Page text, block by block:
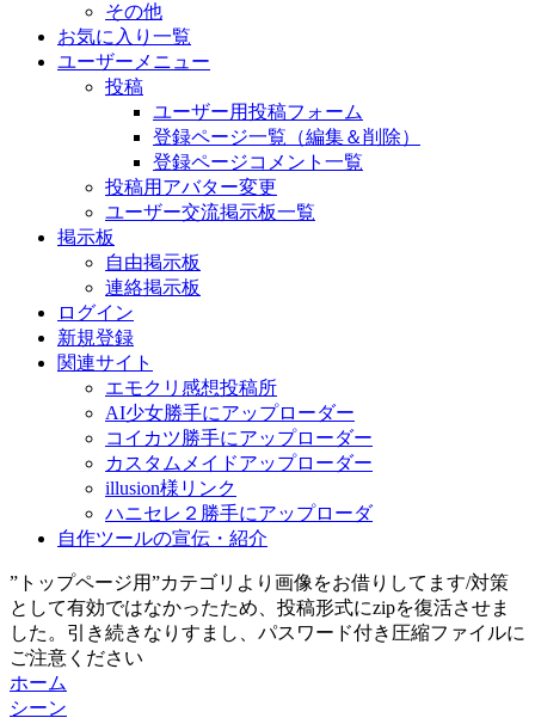
その他
お気に入り一覧
ユーザーメニュー
投稿
ユーザー用投稿フォーム
登録ページ一覧（編集＆削除）
登録ページコメント一覧
投稿用アバター変更
ユーザー交流掲示板一覧
掲示板
自由掲示板
連絡掲示板
ログイン
新規登録
関連サイト
エモクリ感想投稿所
AI少女勝手にアップローダー
コイカツ勝手にアップローダー
カスタムメイドアップローダー
illusion様リンク
ハニセレ２勝手にアップローダ
自作ツールの宣伝・紹介
”トップページ用”カテゴリより画像をお借りしてます/対策
として有効ではなかったため、投稿形式にzipを復活させま
した。引き続きなりすまし、パスワード付き圧縮ファイルに
ご注意ください
ホーム
シーン